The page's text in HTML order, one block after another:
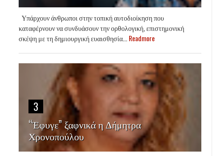
Υπάρχουν άνθρωποι στην τοπική αυτοδιοίκηση που
καταφέρνουν να συνδυάσουν την ορθολογική, επιστημονική
σκέψη με τη δημιουργική ευαισθησία...Readmore
3
“Έφυγε” ξαφνικά η Δήμητρα
Χρονοπούλου